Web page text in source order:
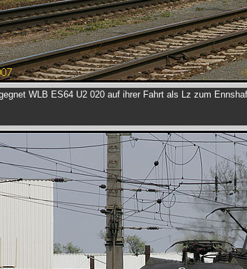
WLB ES64 U2 020 auf ihrer Fahrt als Lz zum